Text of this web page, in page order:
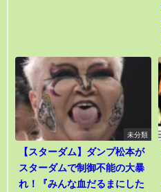
未分類
【スターダム】ダンプ松本が
スターダムで制御不能の大暴
れ！『みんな血だるまにした